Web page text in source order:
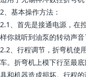
2、基本操作方法：
2.1、首先是接通电源，在
样你就听到油泵的转动声音
2.2、行程调节，折弯机使
车。折弯机上模下行至最
具和机器造成损坏。行程